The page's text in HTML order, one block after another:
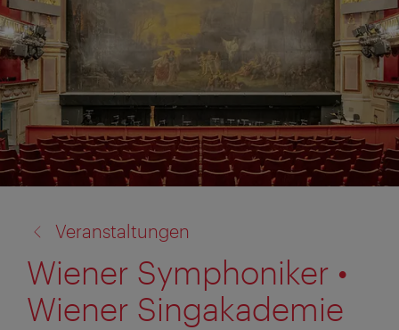
zu:
Veranstaltungen
Wiener Symphoniker •
Wiener Singakademie